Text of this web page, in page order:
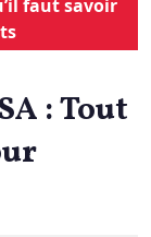
faut savoir
: Tout